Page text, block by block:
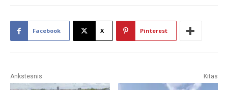
Facebook X Pinterest
Ankstesnis Kitas